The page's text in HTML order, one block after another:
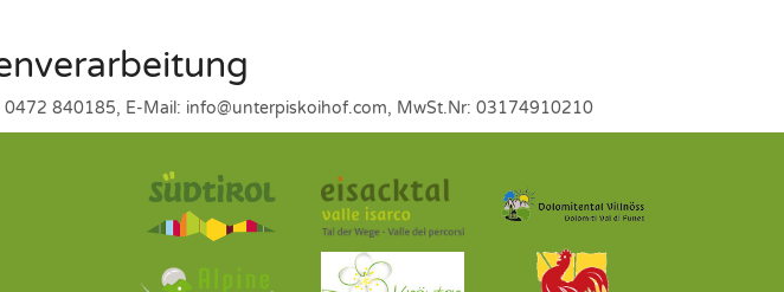
840185, E-Mail: info@unterpiskoihof.com, MwSt.Nr: 03174910210